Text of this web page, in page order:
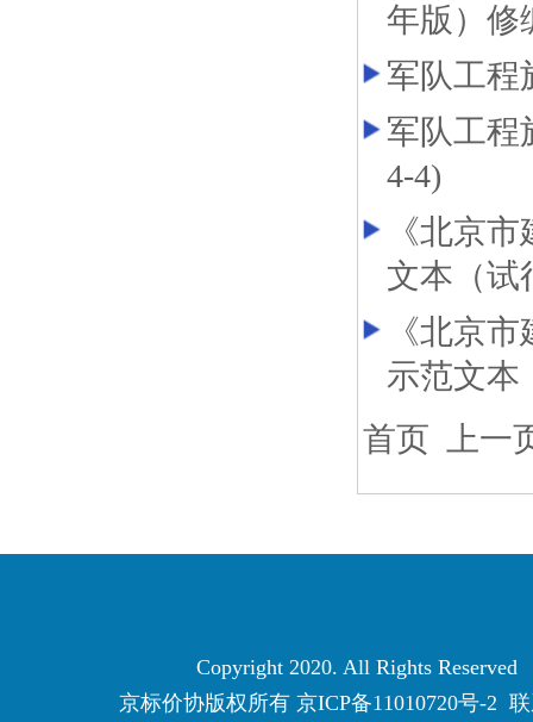
年版）修
军队工程
军队工程
4-4)
《北京
文本（试
《北京
示范文本
首页
上一
Copyright 2020. All Rights Reserved
京标价协版权所有 京ICP备11010720号-2